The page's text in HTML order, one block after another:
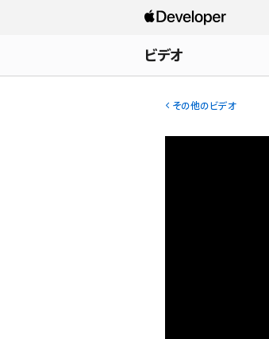
ビデオ
その他のビデオ